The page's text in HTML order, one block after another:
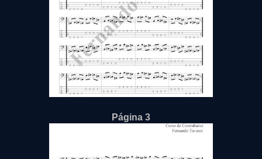
Página 3